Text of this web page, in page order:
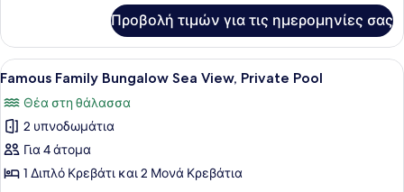
Family
Bungalow
Sea
Προβολή τιμών για τις ημερομηνίες σας
Προβολή
όλων
των
φωτογραφιών
για
Famous
Ένα μινιμαλιστικό υπνοδωμάτιο
7
Famous Family Bungalow Sea View, Private Pool
Θέα στη θάλασσα
2 υπνοδωμάτια
Για 4 άτομα
1 Διπλό Κρεβάτι και 2 Μονά Κρεβάτια